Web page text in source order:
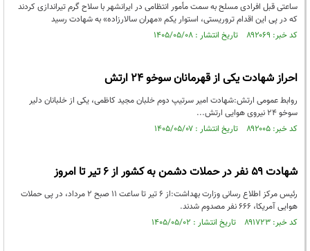
ساعتی قبل افرادی مسلح به سمت مأمور انتظامی در ایرانشهر با سلاح گرم تیراندازی کردند
که در پی این اقدام تروریستی، استوار یکم «مهران سالارزاده» به شهادت رسید
کد خبر: ۸۹۲۰۶۹ تاریخ انتشار : ۱۴۰۵/۰۵/۰۸
احراز شهادت یکی از قهرمانان سوخو ۲۴ ارتش
روابط عمومی ارتش:شهادت امیر سرتیپ دوم خلبان مجید کاظمی، یکی از خلبانان دلیر
سوخو ۲۴ نیروی هوایی ارتش...
کد خبر: ۸۹۲۰۰۵ تاریخ انتشار : ۱۴۰۵/۰۵/۰۷
شهادت ۵۹ نفر در حملات دشمن به کشور از ۶ تیر تا امروز
رئیس مرکز اطلاع رسانی وزارت بهداشت:از ۶ تیر تا ساعت ۱۱ صبح ۲ مرداد، در پی حملات
هوایی آمریکا، ۶۶۶ نفر مصدوم شدند.
کد خبر: ۸۹۱۷۲۳ تاریخ انتشار : ۱۴۰۵/۰۵/۰۲